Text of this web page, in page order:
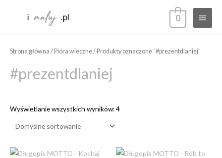
menu
0
Strona główna /Pióra wieczne/ Produkty oznaczone “#prezentdlaniej”
#prezentdlaniej
Wyświetlanie wszystkich wyników: 4